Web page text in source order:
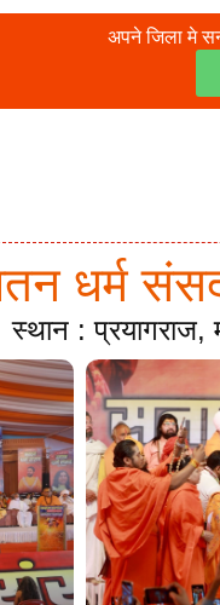
अपने जिला मे
धर्म
स्थान :